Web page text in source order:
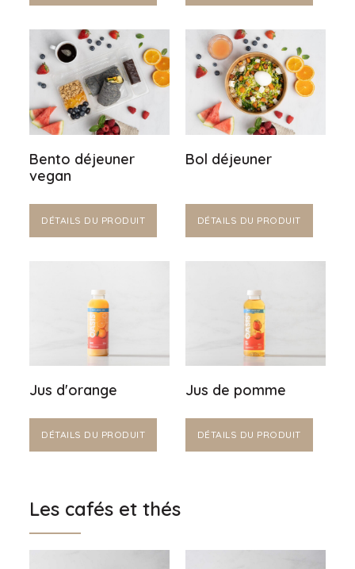
Bento déjeuner
vegan
DÉTAILS DU PRODUIT
Bol déjeuner
DÉTAILS DU PRODUIT
Jus d'orange
DÉTAILS DU PRODUIT
Jus de pomme
DÉTAILS DU PRODUIT
Les cafés et thés